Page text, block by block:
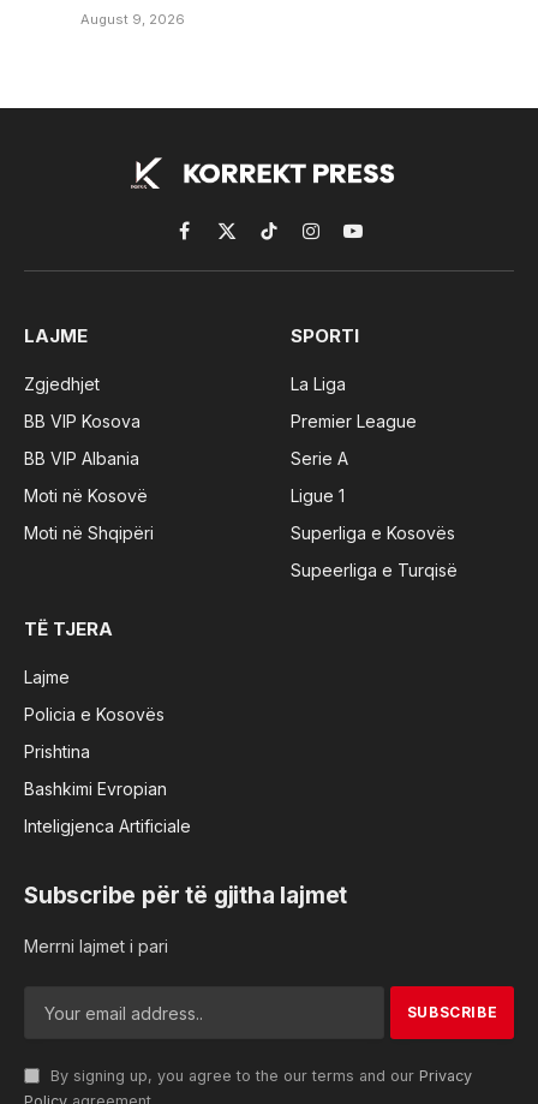
August 9, 2026
Facebook
X
(Twitter)
TikTokInstagramYouTube
LAJME
Zgjedhjet
BB VIP Kosova
BB VIP Albania
Moti në Kosovë
Moti në Shqipëri
SPORTI
La Liga
Premier League
Serie A
Ligue 1
Superliga e Kosovës
Supeerliga e Turqisë
TË TJERA
Lajme
Policia e Kosovës
Prishtina
Bashkimi Evropian
Inteligjenca Artificiale
Subscribe për të gjitha lajmet
Merrni lajmet i pari
By signing up, you agree to the our terms and our Privacy